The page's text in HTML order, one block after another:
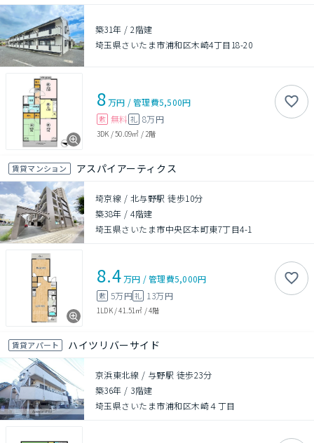
築31年 /2階建
埼玉県さいたま市浦和区木崎4丁目18-20
8万円 /管理費5,500円
敷 無料 礼 8万円
3DK /50.09㎡ / 2階
賃貸マンション アスパイアーティクス
埼京線 / 北与野駅 徒歩10分
築38年 /4階建
埼玉県さいたま市中央区本町東7丁目4-1
8.4万円 /管理費5,000円
敷 5万円礼 13万円
1LDK/41.51㎡ /4階
賃貸アパート ハイツリバーサイド
京浜東北線 / 与野駅 徒歩23分
築36年 / 3階建
埼玉県さいたま市浦和区木崎４丁目